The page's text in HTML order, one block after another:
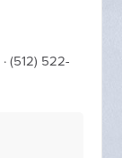
· (512) 522-